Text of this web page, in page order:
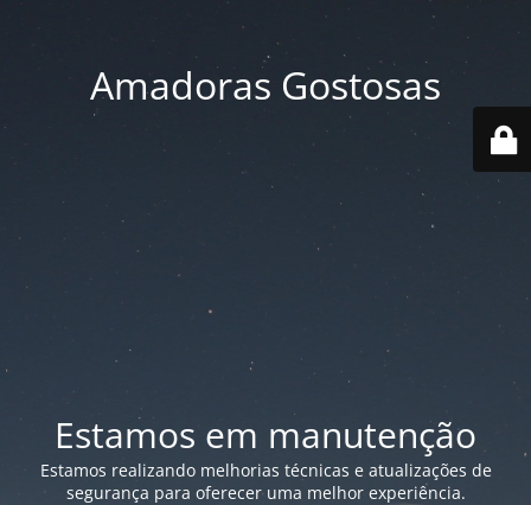
Amadoras Gostosas
Estamos em manutenção
Estamos realizando melhorias técnicas e atualizações de
segurança para oferecer uma melhor experiência.